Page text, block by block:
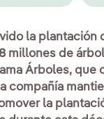
la plantación
millones de
Árboles, que
compañía
la